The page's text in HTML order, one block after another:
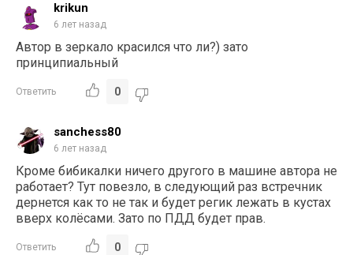
krikun
6 лет назад
Автор в зеркало красился что ли?) зато
принципиальный
Ответить 0
sanchess80
6 лет назад
Кроме бибикалки ничего другого в машине автора не
работает? Тут повезло, в следующий раз встречник
дернется как то не так и будет регик лежать в кустах
вверх колёсами. Зато по ПДД будет прав.
Ответить 0